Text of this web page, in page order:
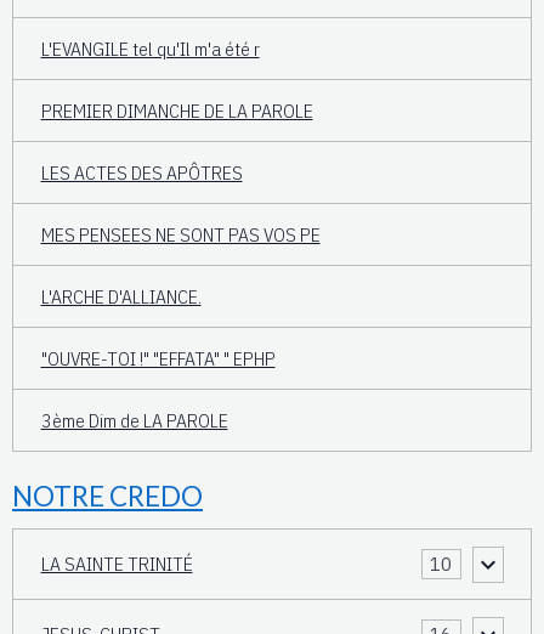
L'EVANGILE tel qu'Il m'a été r
PREMIER DIMANCHE DE LA PAROLE
LES ACTES DES APÔTRES
MES PENSEES NE SONT PAS VOS PE
L'ARCHE D'ALLIANCE.
"OUVRE-TOI !" "EFFATA" " EPHP
3ème Dim de LA PAROLE
NOTRE CREDO
LA SAINTE TRINITÉ 10